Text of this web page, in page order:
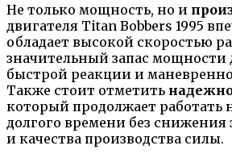
Не только мощность, но и
двигателя Titan Bobbers 1995
обладает высокой скоростью
значительный запас мощности
быстрой реакции и
Также стоит отметить
который продолжает работать
долгого времени без
и качества производства силы.